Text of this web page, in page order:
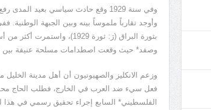
وفي سنة 1929 وقع حادث سياسي بعيد
بثورة البراق (رَ: ثورة
وصفد* حيث وقعت اصطدامات مسلحة عنيفة بين
وزعم الانكليز والصهيونيون أن أهل مدينة الخليل
فعل سيء ضد العرب في الخارج، فطلب الحاج محمد
الفلسطيني* السابع إجراء تحقيق رسمي في هذا